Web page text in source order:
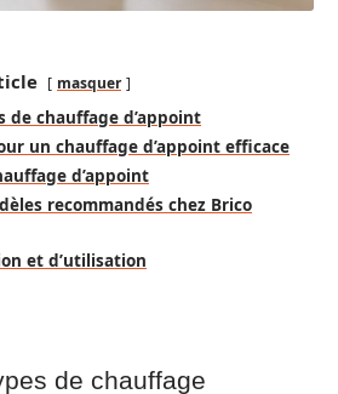
masquer
de chauffage d’appoint
un chauffage d’appoint efficace
d’appoint
recommandés chez Brico
et d’utilisation
de chauffage